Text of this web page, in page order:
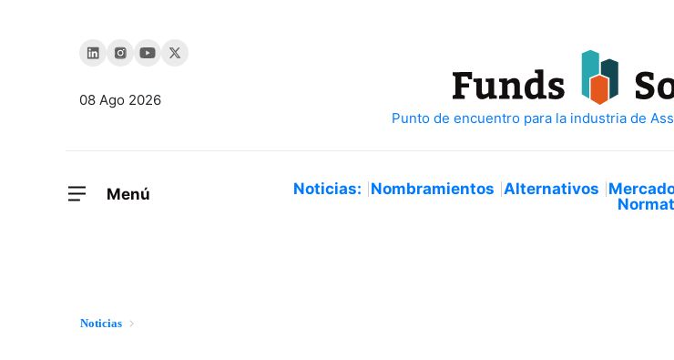
08 Ago 2026
Menú Noticias: Nombramientos Alternativos
Noticias